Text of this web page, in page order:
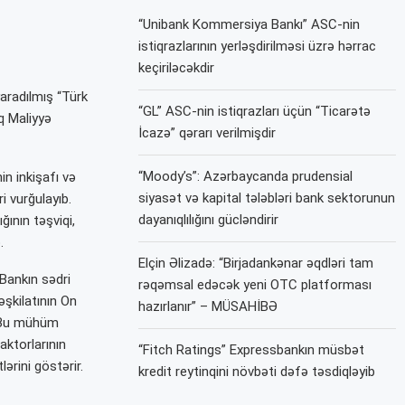
“Türk
Maliyyə
inkişafı və
təşviqi,
sədri
On
mühüm
göstərir.
“Unibank Kommersiya Bankı” ASC-nin
istiqrazlarının yerləşdirilməsi üzrə hərrac
keçiriləcəkdir
“GL” ASC-nin istiqrazları üçün “Ticarətə
İcazə” qərarı verilmişdir
“Moody’s”: Azərbaycanda prudensial
siyasət və kapital tələbləri bank sektorunun
dayanıqlılığını gücləndirir
Elçin Əlizadə: “Birjadankənar əqdləri tam
rəqəmsal edəcək yeni OTC platforması
hazırlanır” – MÜSAHİBƏ
“Fitch Ratings” Expressbankın müsbət
kredit reytinqini növbəti dəfə təsdiqləyib